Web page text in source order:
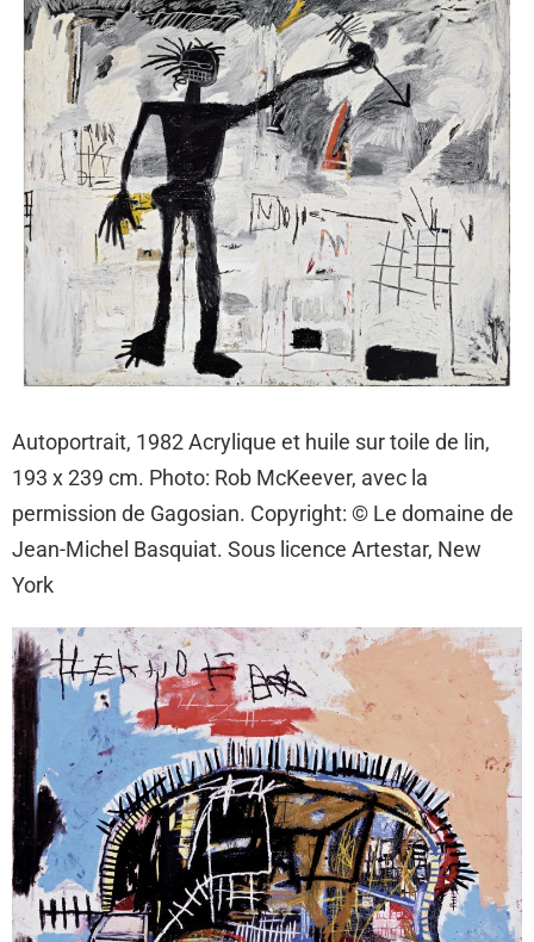
Autoportrait, 1982 Acrylique et huile sur toile de lin,
193 x 239 cm. Photo: Rob McKeever, avec la
permission de Gagosian. Copyright: © Le domaine de
Jean-Michel Basquiat. Sous licence Artestar, New
York